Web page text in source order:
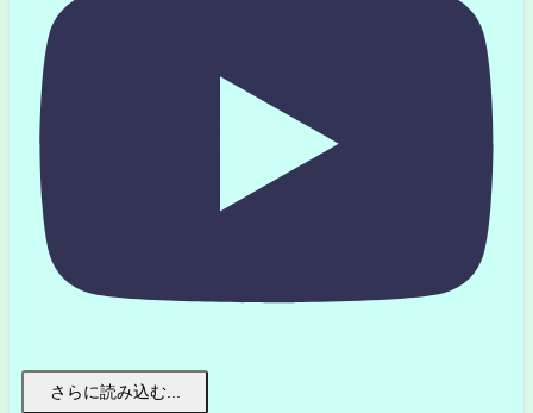
さらに読み込む...